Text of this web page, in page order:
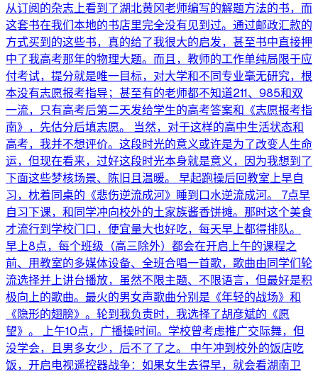
从订阅的杂志上看到了湖北黄冈老师编写的解题方法的书，而
这套书在我们本地的书店里完全没有见到过。通过邮政汇款的
方式买到的这些书，真的给了我很大的启发，甚至书中直接押
中了我高考那年的物理大题。而且，教师的工作单纯局限于应
付考试，提分就是唯一目标，对大学和不同专业毫无研究，根
本没有志愿报考指导；甚至有的老师都不知道211、985和双
一流，只有高考后第二天发给学生的高考答案和《志愿报考指
南》，先估分后填志愿。 当然，对于这样的高中生活状态和
高考，我并不想评价。这段时光的意义或许是为了改变人生命
运，但现在看来，过好这段时光本身就是意义，因为我想到了
下面这些梦核场景、陈旧且温暖。 早起跑操后回教室上早自
习，枕着同桌的《悲伤逆流成河》睡到口水逆流成河。 7点早
自习下课，和同学冲向校外的土家族酱香饼摊。那时这个美食
才流行到学校门口，便宜量大也好吃，每天早上都得排队。
早上8点，每个班级（高三除外）都会在开启上午的课程之
前、用教室的多媒体设备、全班合唱一首歌，歌曲由同学们轮
流选择并上讲台播放，虽然不限主题、不限语言，但最好是积
极向上的歌曲。最火的男女声歌曲分别是《年轻的战场》和
《隐形的翅膀》。轮到我负责时，我选择了胡彦斌的《愿
望》。 上午10点，广播操时间。学校曾考虑推广交际舞，但
没学会，且男多女少，后不了了之。 中午冲到校外的饭店吃
饭，开启电视遥控器战争：如果女生去得早，就会看湖南卫